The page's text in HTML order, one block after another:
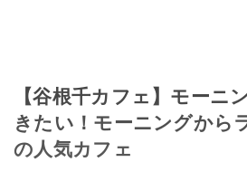
【谷根千カフェ】モーニ
きたい！モーニングから
の人気カフェ